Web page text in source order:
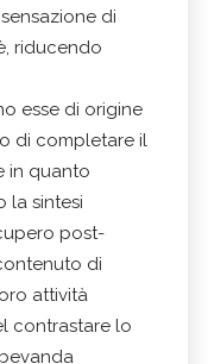
di
riducendo
esse di origine
di completare il
in quanto
la sintesi
post-
di
attività
contrastare lo